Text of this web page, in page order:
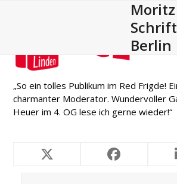
Berlin
„So ein tolles Publikum im Red Frigde!
charmanter Moderator. Wundervoller
Heuer im 4. OG lese ich gerne wieder!“
Ähnliche Projekte